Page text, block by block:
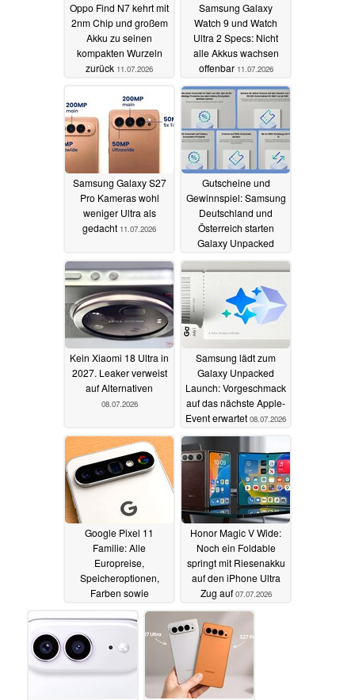
Oppo Find N7 kehrt mit
2nm Chip und großem
Akku zu seinen
kompakten Wurzeln
zurück 11.07.2026
Samsung Galaxy
Watch 9 und Watch
Ultra 2 Specs: Nicht
alle Akkus wachsen
offenbar 11.07.2026
Samsung Galaxy S27
Pro Kameras wohl
weniger Ultra als
gedacht 11.07.2026
Gutscheine und
Gewinnspiel: Samsung
Deutschland und
Österreich starten
Galaxy Unpacked
08.07.2026
Kein Xiaomi 18 Ultra in
2027. Leaker verweist
auf Alternativen
08.07.2026
Samsung lädt zum
Galaxy Unpacked
Launch: Vorgeschmack
auf das nächste Apple-
Event erwartet 08.07.2026
Google Pixel 11
Familie: Alle
Europreise,
Speicheroptionen,
Farben sowie
07.07.2026
Honor Magic V Wide:
Noch ein Foldable
springt mit Riesenakku
auf den iPhone Ultra
Zug auf 07.07.2026